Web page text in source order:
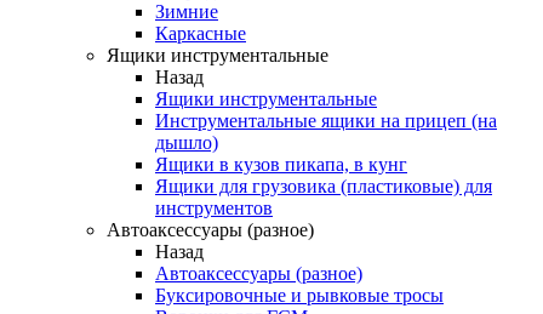
Зимние
Каркасные
Ящики инструментальные
Назад
Ящики инструментальные
Инструментальные ящики на прицеп (на
дышло)
Ящики в кузов пикапа, в кунг
Ящики для грузовика (пластиковые) для
инструментов
Автоаксессуары (разное)
Назад
Автоаксессуары (разное)
Буксировочные и рывковые тросы